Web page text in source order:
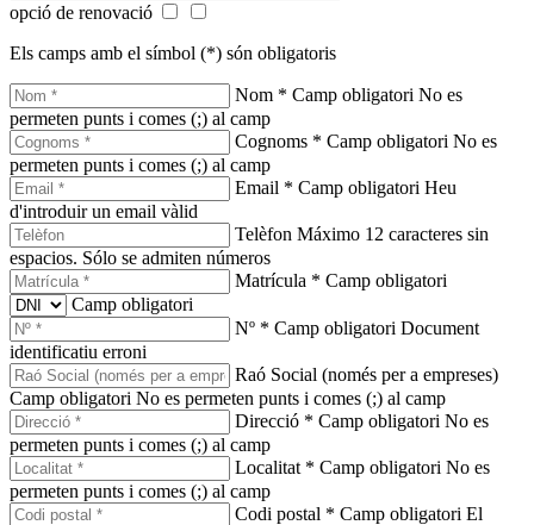
opció de renovació
Els camps amb el símbol (*) són obligatoris
Nom * Camp obligatori No es
permeten punts i comes (;) al camp
Cognoms * Camp obligatori No es
permeten punts i comes (;) al camp
Email * Camp obligatori Heu
d'introduir un email vàlid
Telèfon Máximo 12 caracteres sin
espacios. Sólo se admiten números
Matrícula * Camp obligatori
Camp obligatori
Nº * Camp obligatori Document
identificatiu erroni
Raó Social (només per a empreses)
Camp obligatori No es permeten punts i comes (;) al camp
Direcció * Camp obligatori No es
permeten punts i comes (;) al camp
Localitat * Camp obligatori No es
permeten punts i comes (;) al camp
Codi postal * Camp obligatori El